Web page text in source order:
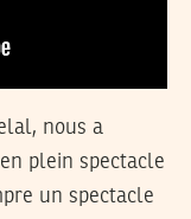
nous a
plein spectacle
un spectacle